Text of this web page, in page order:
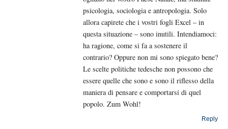
psicologia, sociologia e antropologia. Solo
allora capirete che i vostri fogli Excel – in
questa situazione – sono inutili. Intendiamoci:
ha ragione, come si fa a sostenere il
contrario? Oppure non mi sono spiegato bene?
Le scelte politiche tedesche non possono che
essere quelle che sono e sono il riflesso della
maniera di pensare e comportarsi di quel
popolo. Zum Wohl!
Reply